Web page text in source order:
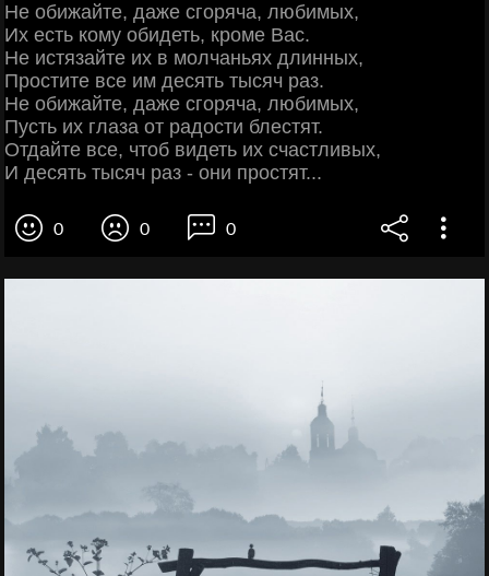
Не обижайте, даже сгоряча, любимых,
Их есть кому обидеть, кроме Вас.
Не истязайте их в молчаньях длинных,
Простите все им десять тысяч раз.
Не обижайте, даже сгоряча, любимых,
Пусть их глаза от радости блестят.
Отдайте все, чтоб видеть их счастливых,
И десять тысяч раз - они простят...
0 0 0